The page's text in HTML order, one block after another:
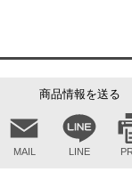
商品情報を送る
MAIL LINE